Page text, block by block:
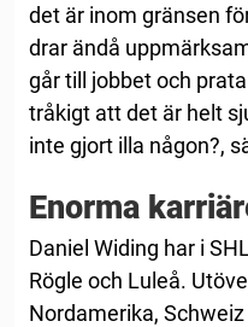
det är inom gränsen
drar ändå
går till jobbet och
tråkigt att det är helt
inte gjort illa någon?,
Enorma
Daniel Widing har i
Rögle och Luleå.
Nordamerika,